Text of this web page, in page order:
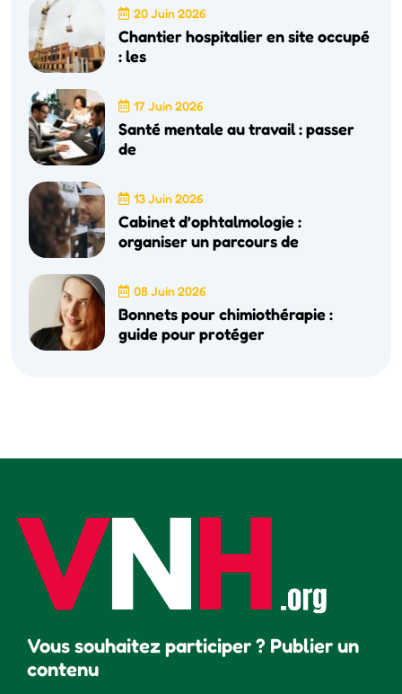
20 Juin 2026
Chantier hospitalier en site occupé
: les
17 Juin 2026
Santé mentale au travail : passer
de
13 Juin 2026
Cabinet d’ophtalmologie :
organiser un parcours de
08 Juin 2026
Bonnets pour chimiothérapie :
guide pour protéger
Vous souhaitez participer ? Publier un
contenu